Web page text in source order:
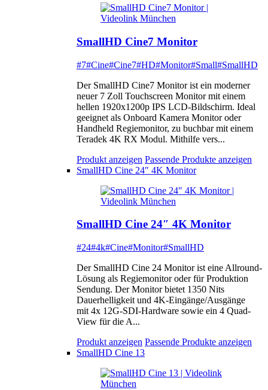
SmallHD Cine7 Monitor
#7#Cine#Cine7#HD#Monitor#Small#SmallHD
Der SmallHD Cine7 Monitor ist ein moderner
neuer 7 Zoll Touchscreen Monitor mit einem
hellen 1920x1200p IPS LCD-Bildschirm. Ideal
geeignet als Onboard Kamera Monitor oder
Handheld Regiemonitor, zu buchbar mit einem
Teradek 4K RX Modul. Mithilfe vers...
Produkt anzeigen Passende Produkte anzeigen
SmallHD Cine 24″ 4K Monitor
SmallHD Cine 24″ 4K Monitor
#24#4k#Cine#Monitor#SmallHD
Der SmallHD Cine 24 Monitor ist eine Allround-
Lösung als Regiemonitor oder für Produktion
Sendung. Der Monitor bietet 1350 Nits
Dauerhelligkeit und 4K-Eingänge/Ausgänge
mit 4x 12G-SDI-Hardware sowie ein 4 Quad-
View für die A...
Produkt anzeigen Passende Produkte anzeigen
SmallHD Cine 13